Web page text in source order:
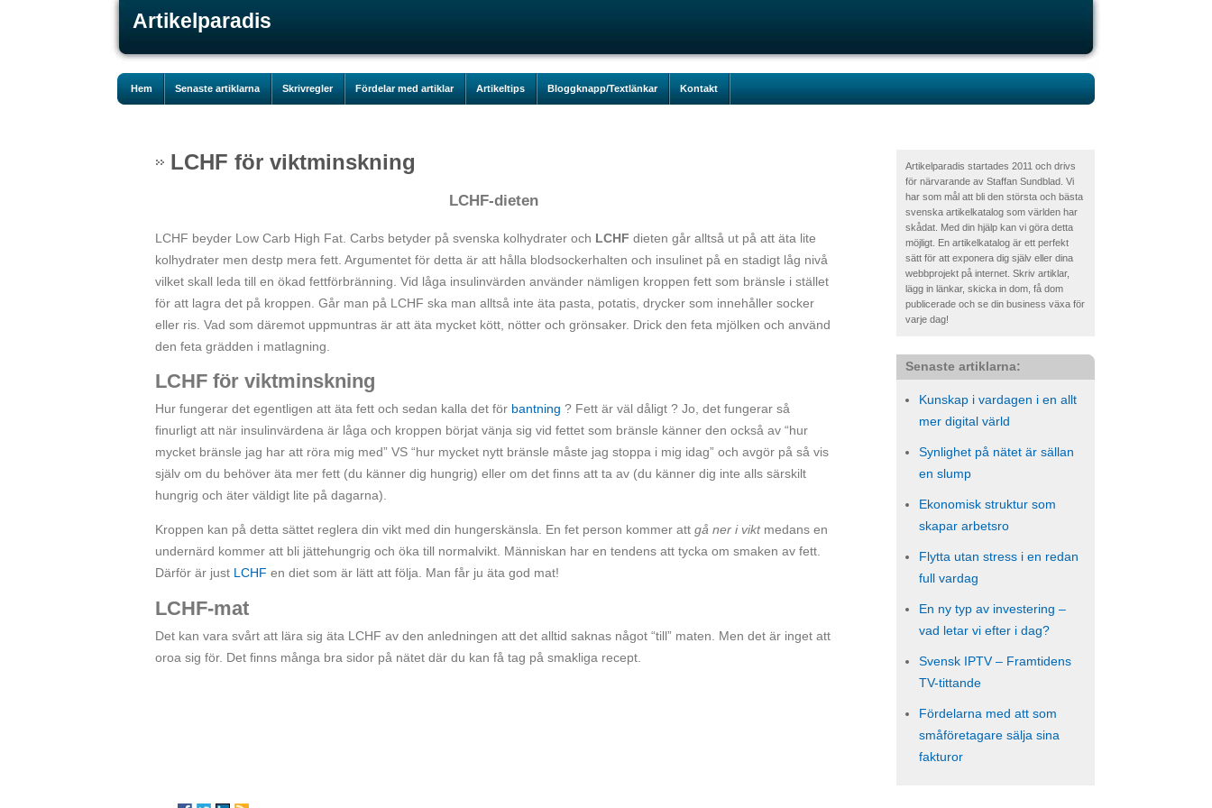
Artikelparadis
Hem Senaste artiklarna Skrivregler Fördelar med artiklar Artikeltips Bloggknapp/Textlänkar Kontakt
Artikelparadis startades 2011 och drivs
för närvarande av Staffan Sundblad. Vi
har som mål att bli den största och bästa
svenska artikelkatalog som världen har
skådat. Med din hjälp kan vi göra detta
möjligt. En artikelkatalog är ett perfekt
sätt för att exponera dig själv eller dina
webbprojekt på internet. Skriv artiklar,
lägg in länkar, skicka in dom, få dom
publicerade och se din business växa för
varje dag!
Senaste artiklarna:
Kunskap i vardagen i en allt
mer digital värld
Synlighet på nätet är sällan
en slump
Ekonomisk struktur som
skapar arbetsro
Flytta utan stress i en redan
full vardag
En ny typ av investering –
vad letar vi efter i dag?
Svensk IPTV – Framtidens
TV-tittande
Fördelarna med att som
småföretagare sälja sina
fakturor
LCHF för viktminskning
LCHF-dieten
LCHF beyder Low Carb High Fat. Carbs betyder på svenska kolhydrater och LCHF dieten går alltså ut på att äta lite
kolhydrater men destp mera fett. Argumentet för detta är att hålla blodsockerhalten och insulinet på en stadigt låg nivå
vilket skall leda till en ökad fettförbränning. Vid låga insulinvärden använder nämligen kroppen fett som bränsle i stället
för att lagra det på kroppen. Går man på LCHF ska man alltså inte äta pasta, potatis, drycker som innehåller socker
eller ris. Vad som däremot uppmuntras är att äta mycket kött, nötter och grönsaker. Drick den feta mjölken och använd
den feta grädden i matlagning.
LCHF för viktminskning
Hur fungerar det egentligen att äta fett och sedan kalla det för bantning ? Fett är väl dåligt ? Jo, det fungerar så
finurligt att när insulinvärdena är låga och kroppen börjat vänja sig vid fettet som bränsle känner den också av “hur
mycket bränsle jag har att röra mig med” VS “hur mycket nytt bränsle måste jag stoppa i mig idag” och avgör på så vis
själv om du behöver äta mer fett (du känner dig hungrig) eller om det finns att ta av (du känner dig inte alls särskilt
hungrig och äter väldigt lite på dagarna).
Kroppen kan på detta sättet reglera din vikt med din hungerskänsla. En fet person kommer att gå ner i viktmedans en
undernärd kommer att bli jättehungrig och öka till normalvikt. Människan har en tendens att tycka om smaken av fett.
Därför är just LCHF en diet som är lätt att följa. Man får ju äta god mat!
LCHF-mat
Det kan vara svårt att lära sig äta LCHF av den anledningen att det alltid saknas något “till” maten. Men det är inget att
oroa sig för. Det finns många bra sidor på nätet där du kan få tag på smakliga recept.